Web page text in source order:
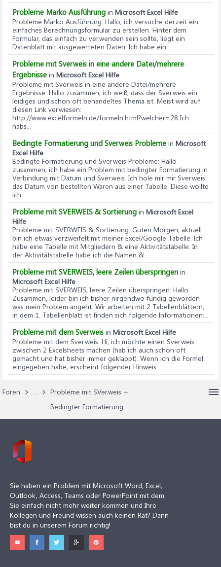
Probleme Marko Ausführung in Microsoft Excel Hilfe
Probleme Marko Ausführung: Hallo, ich versuche derzeit ein
einfaches Berechnungsformular zu erstellen. Hinter dem
Formular, das einfach zu verwenden sein sollte, liegt ein
Datenblatt mit ausgewerteten Daten. Ich habe ein...
Probleme mit Sverweis in eine andere Datei/mehrere
Ergebnisse in Microsoft Excel Hilfe
Probleme mit Sverweis in eine andere Datei/mehrere
Ergebnisse: Hallo zusammen, ich weiß, dass der Sverweis ein
leidiges und schon oft behandeltes Thema ist. Meist wird auf
diesen Link verwiesen:
http://www.excelformeln.de/formeln.html?welcher=28 Ich
habs...
Bedingte Formatierung und Sverweis Probleme in Microsoft
Excel Hilfe
Bedingte Formatierung und Sverweis Probleme: Hallo
zusammen, ich habe ein Problem mit bedingter Formatierung in
Verbindung mit Datum und Sverweis. Ich hole mir mir Sverweis
das Datum von bestellten Waren aus einer Tabelle. Diese wollte
ich...
Probleme mit SVERWEIS & Sortierung in Microsoft Excel
Hilfe
Probleme mit SVERWEIS & Sortierung: Guten Morgen, aktuell
bin ich etwas verzweifelt mit meiner Excel/Google Tabelle. Ich
habe eine Tabelle mit Mitgliedern & eine Aktivitätstabelle. In
der Aktivitätstabelle habe ich die Namen &...
Probleme mit SVERWEIS, leere Zeilen überspringen in
Microsoft Excel Hilfe
Probleme mit SVERWEIS, leere Zeilen überspringen: Hallo
Zusammen, leider bin ich bisher nirgendwo fündig geworden
was mein Problem angeht. Wir arbeiten mit 2 Tabellenblättern,
in dem 1. Tabellenblatt ist finden sich folgende Informationen:...
Probleme mit dem Sverweis in Microsoft Excel Hilfe
Probleme mit dem Sverweis: Hi, ich möchte einen Sverweis
zwischen 2 Excelsheets machen (hab ich auch schon oft
gemacht und hat bisher immer geklappt). Wenn ich die Formel
eingegeben habe, erscheint folgender Hinweis:...
Foren ...
Probleme mit SVerweis +
Bedingter Formatierung
Sie haben ein Problem mit Microsoft Word, Excel,
Outlook, Access, Teams oder PowerPoint mit dem
Sie einfach nicht mehr weiter kommen und Ihre
Kollegen und Freund wissen auch keinen Rat? Dann
bist du in unserem Forum richtig!